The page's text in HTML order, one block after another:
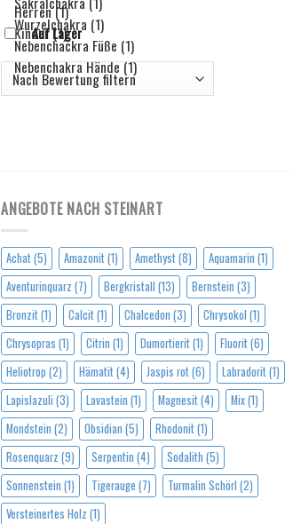
Auf Lager
ANGEBOTE NACH STEINART
Achat(5) Amazonit(1) Amethyst(8) Aquamarin (1)
Aventurinquarz (7) Bergkristall (13) Bernstein (3)
Bronzit(1) Calcit(1) Chalcedon (3) Chrysokol (1)
Chrysopras (1) Citrin (1) Dumortierit(1) Fluorit(6)
Heliotrop (2) Hämatit(4) Jaspis rot(6) Labradorit(1)
Lapislazuli (3) Lavastein (1) Magnesit(4) Mix(1)
Mondstein (2) Obsidian (5) Rhodonit(1)
Rosenquarz (9) Serpentin (4) Sodalith (5)
Sonnenstein (1) Tigerauge (7) Turmalin Schörl (2)
Versteinertes Holz (1)